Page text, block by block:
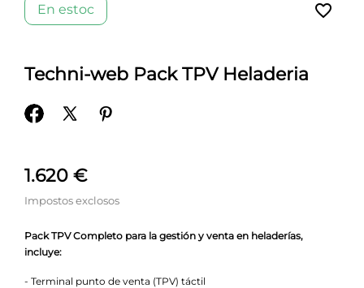
En estoc favorite_border
Techni-web Pack TPV Heladeria
1.620 €
Impostos exclosos
Pack TPV Completo para la gestión y venta en heladerías,
incluye:
- Terminal punto de venta (TPV) táctil